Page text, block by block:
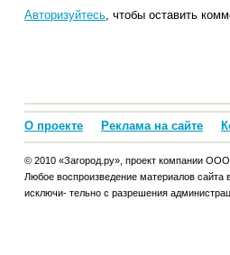
Авторизуйтесь, чтобы оставить
О проекте Реклама на сайте
© 2010 «Загород.ру», проект компании ООО
Любое воспроизведение материалов сайта
исключи- тельно с разрешения